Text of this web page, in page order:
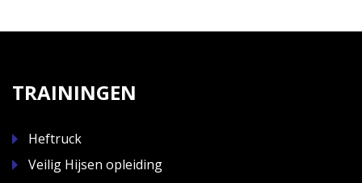
TRAININGEN
Heftruck
Veilig Hijsen opleiding